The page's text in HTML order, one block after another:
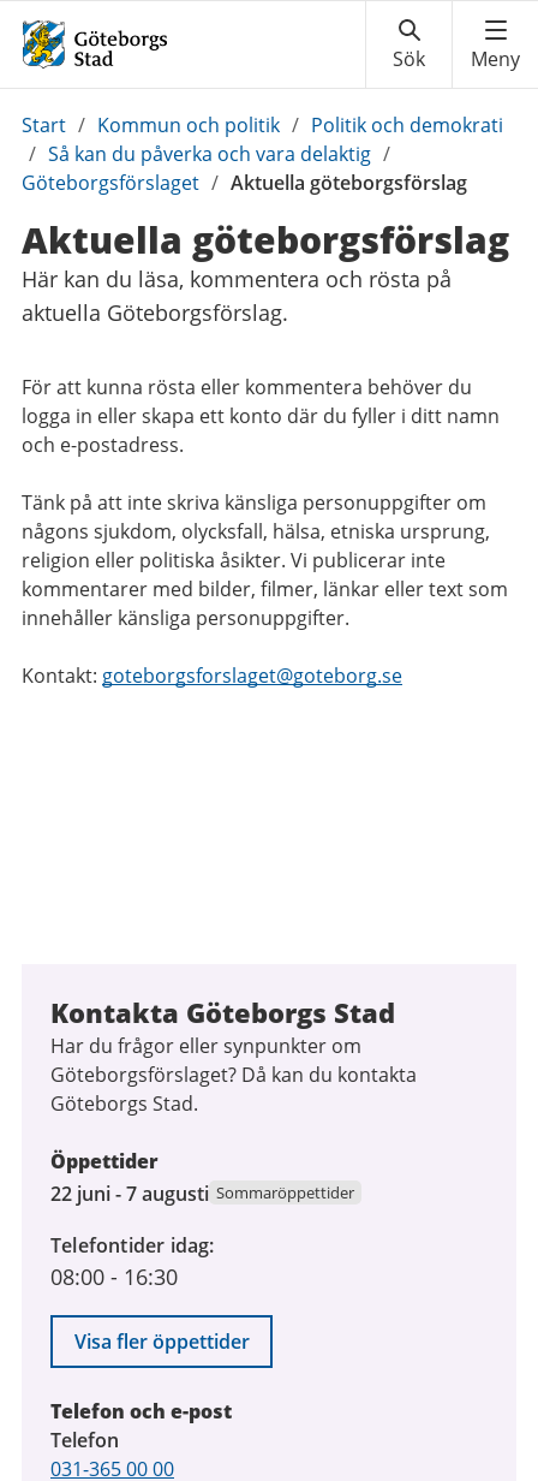
Du
är
här:
Start / Kommun och politik / Politik och demokrati
/ Så kan du påverka och vara delaktig /
Göteborgsförslaget / Aktuella göteborgsförslag
Aktuella göteborgsförslag
Här kan du läsa, kommentera och rösta på
aktuella Göteborgsförslag.
För att kunna rösta eller kommentera behöver du
logga in eller skapa ett konto där du fyller i ditt namn
och e-postadress.
Tänk på att inte skriva känsliga personuppgifter om
någons sjukdom, olycksfall, hälsa, etniska ursprung,
religion eller politiska åsikter. Vi publicerar inte
kommentarer med bilder, filmer, länkar eller text som
innehåller känsliga personuppgifter.
Kontakt: goteborgsforslaget@goteborg.se
Kontakta Göteborgs Stad
Har du frågor eller synpunkter om
Göteborgsförslaget? Då kan du kontakta
Göteborgs Stad.
Öppettider
22
2026
till
augusti
2026
22 juni - 7 augusti Sommaröppettider
Telefontider idag
08:00 - 16:30
Visa fler öppettider
Telefon och e-post
Telefon
031-365 00 00